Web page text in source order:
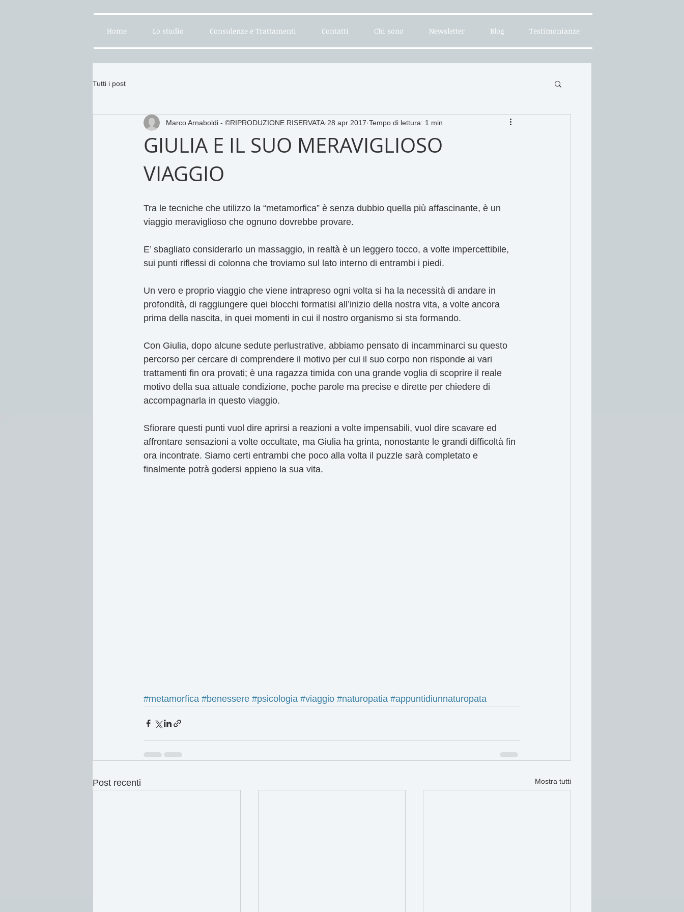
Home Lo studio Consulenze e Trattamenti Contatti Chi sono Newsletter Blog Testimonianze
Tutti i post
GIULIA E IL SUO MERAVIGLIOSO
VIAGGIO
Marco Arnaboldi - ©RIPRODUZIONE RISERVATA 28 apr 2017 Tempo di lettura: 1 min
Tra le tecniche che utilizzo la “metamorfica” è senza dubbio quella più affascinante, è un
viaggio meraviglioso che ognuno dovrebbe provare.
E’ sbagliato considerarlo un massaggio, in realtà è un leggero tocco, a volte impercettibile,
sui punti riflessi di colonna che troviamo sul lato interno di entrambi i piedi.
Un vero e proprio viaggio che viene intrapreso ogni volta si ha la necessità di andare in
profondità, di raggiungere quei blocchi formatisi all’inizio della nostra vita, a volte ancora
prima della nascita, in quei momenti in cui il nostro organismo si sta formando.
Con Giulia, dopo alcune sedute perlustrative, abbiamo pensato di incamminarci su questo
percorso per cercare di comprendere il motivo per cui il suo corpo non risponde ai vari
trattamenti fin ora provati; è una ragazza timida con una grande voglia di scoprire il reale
motivo della sua attuale condizione, poche parole ma precise e dirette per chiedere di
accompagnarla in questo viaggio.
Sfiorare questi punti vuol dire aprirsi a reazioni a volte impensabili, vuol dire scavare ed
affrontare sensazioni a volte occultate, ma Giulia ha grinta, nonostante le grandi difficoltà fin
ora incontrate. Siamo certi entrambi che poco alla volta il puzzle sarà completato e
finalmente potrà godersi appieno la sua vita.
#metamorfica #benessere #psicologia #viaggio #naturopatia #appuntidiunnaturopata
Post recenti Mostra tutti